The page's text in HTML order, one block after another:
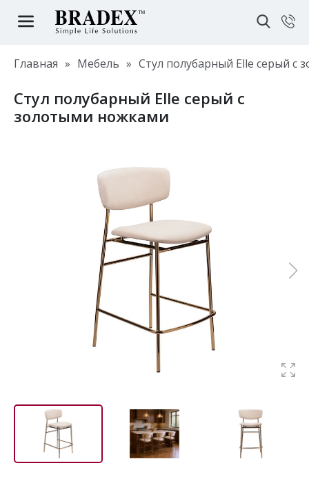
Главная » Мебель » Стул полубарный Elle серый с
Стул полубарный Elle серый с
золотыми ножками